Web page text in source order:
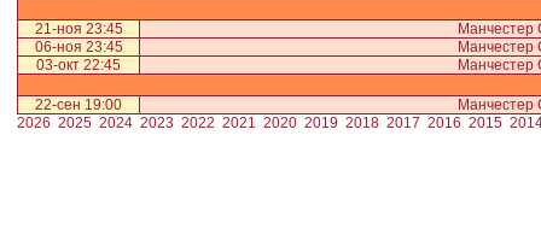
21-ноя 23:45
Манчестер
06-ноя 23:45
Манчестер
03-окт 22:45
Манчестер
22-сен 19:00
Манчестер
2026 2025 2024 2023 2022 2021 2020 2019 2018 2017 2016 2015